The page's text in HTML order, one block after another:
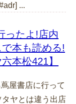
...
ったよ!店内
本も読める!
本松421】
屋書店に行って
ヤとは違う出店